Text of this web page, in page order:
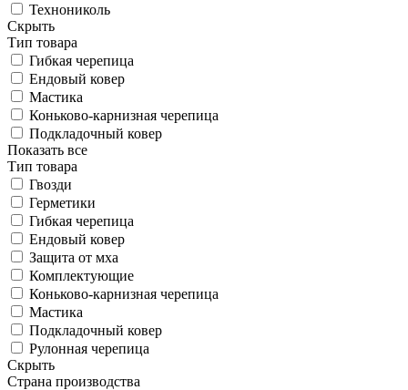
Технониколь
Скрыть
Тип товара
Гибкая черепица
Ендовый ковер
Мастика
Коньково-карнизная черепица
Подкладочный ковер
Показать все
Тип товара
Гвозди
Герметики
Гибкая черепица
Ендовый ковер
Защита от мха
Комплектующие
Коньково-карнизная черепица
Мастика
Подкладочный ковер
Рулонная черепица
Скрыть
Страна производства